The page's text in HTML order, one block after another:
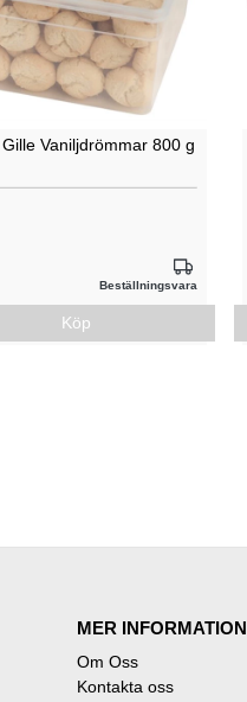
Vaniljdrömmar 800 g
Beställningsvara
Köp
MER INFORMATION
Om Oss
Kontakta oss